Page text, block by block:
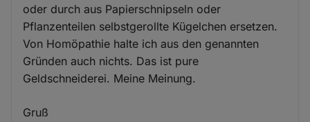
oder durch aus Papierschnipseln oder
Pflanzenteilen selbstgerollte Kügelchen ersetzen.
Von Homöpathie halte ich aus den genannten
Gründen auch nichts. Das ist pure
Geldschneiderei. Meine Meinung.
Gruß